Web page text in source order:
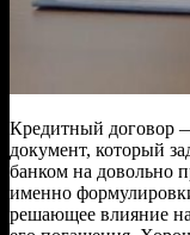
Кредитный договор
документ, который
банком на довольно
именно
решающее влияние